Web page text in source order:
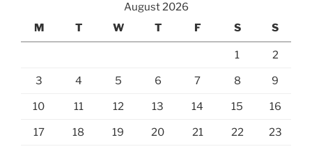
August 2026
M
T W T F S S
1 2
3 4 5 6 7 8 9
10 11 12 13 14 15 16
17 18 19 20 21 22 23